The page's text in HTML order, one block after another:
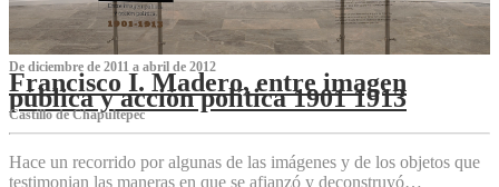
De diciembre de 2011 a abril de 2012
Francisco I. Madero, entre imagen
pública y acción política 1901 1913
Castillo de Chapultepec
Hace un recorrido por algunas de las imágenes y de los objetos que
testimonian las maneras en que se afianzó y deconstruyó…